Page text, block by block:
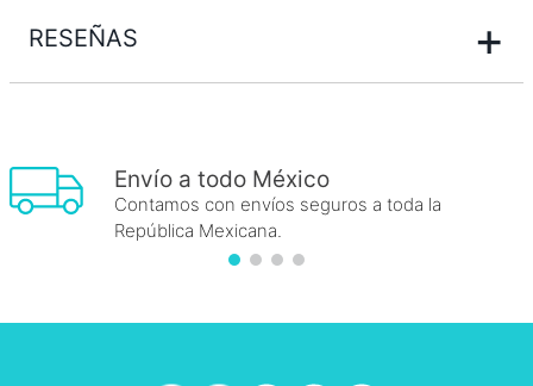
RESEÑAS +
Envío a todo México
Contamos con envíos seguros a toda la
República Mexicana.